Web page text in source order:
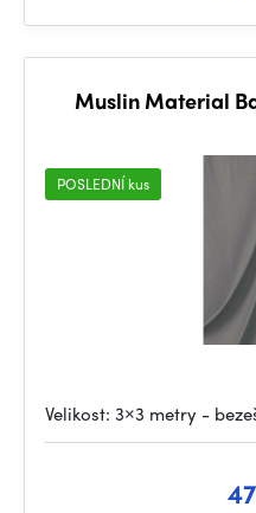
Muslin Material
POSLEDNÍ kus
Velikost: 3×3 metry -